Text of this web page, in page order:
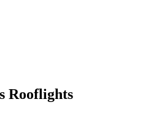
Rooflights